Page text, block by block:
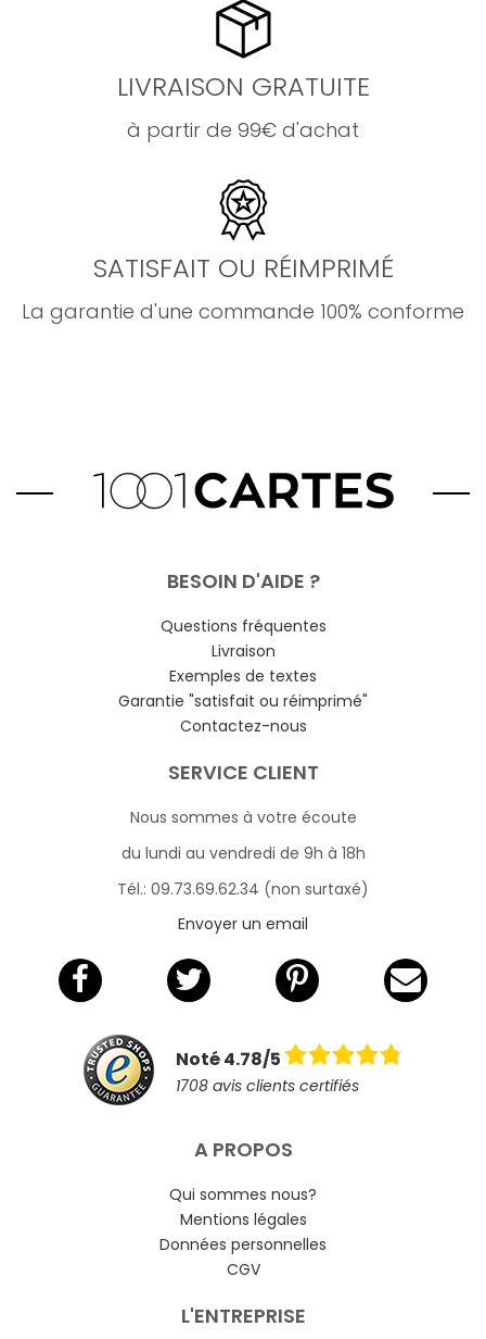
LIVRAISON GRATUITE
à partir de 99€ d'achat
SATISFAIT OU RÉIMPRIMÉ
La garantie d'une commande 100% conforme
BESOIN D'AIDE ?
Questions fréquentes
Livraison
Exemples de textes
Garantie "satisfait ou réimprimé"
Contactez-nous
SERVICE CLIENT
Nous sommes à votre écoute
du lundi au vendredi de 9h à 18h
Tél.: 09.73.69.62.34 (non surtaxé)
Envoyer un email
Noté 4.78/5
1708 avis clients certifiés
A PROPOS
Qui sommes nous?
Mentions légales
Données personnelles
CGV
L'ENTREPRISE